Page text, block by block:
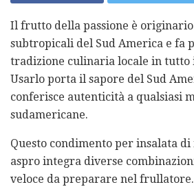
Il frutto della passione è
subtropicali del Sud America e fa
tradizione culinaria locale in tutto
Usarlo porta il sapore del Sud
conferisce autenticità a qualsiasi
sudamericane.
Questo condimento per insalata
aspro integra diverse
veloce da preparare nel